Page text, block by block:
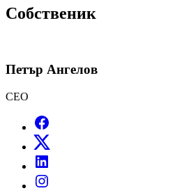
Собственик
Петър Ангелов
CEO